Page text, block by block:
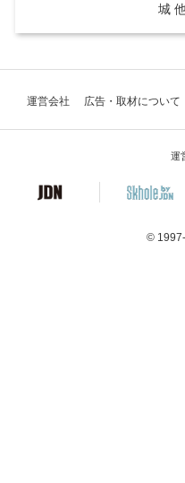
城
運営会社 広告・取材について
運
©